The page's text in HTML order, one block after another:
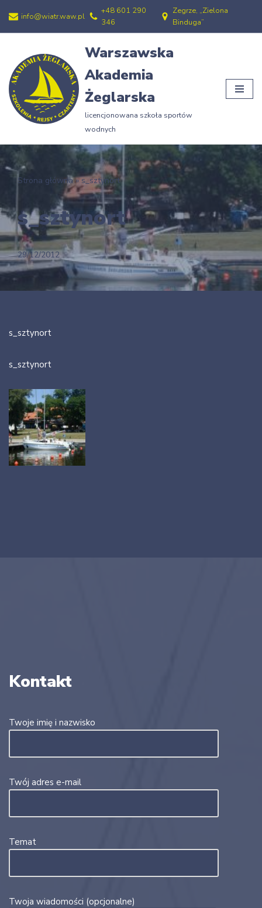
Przejdź
treści
info@wiatr.waw.pl
+48 601 290
346
Zegrze, „Zielona
Binduga”
Warszawska
Akademia
Żeglarska
licencjonowana szkoła sportów
wodnych
Strona główna»s_sztynort
s_sztynort
29/12/2012
s_sztynort
s_sztynort
Kontakt
Twoje imię i nazwisko
Twój adres e-mail
Temat
Twoja wiadomości (opcjonalne)